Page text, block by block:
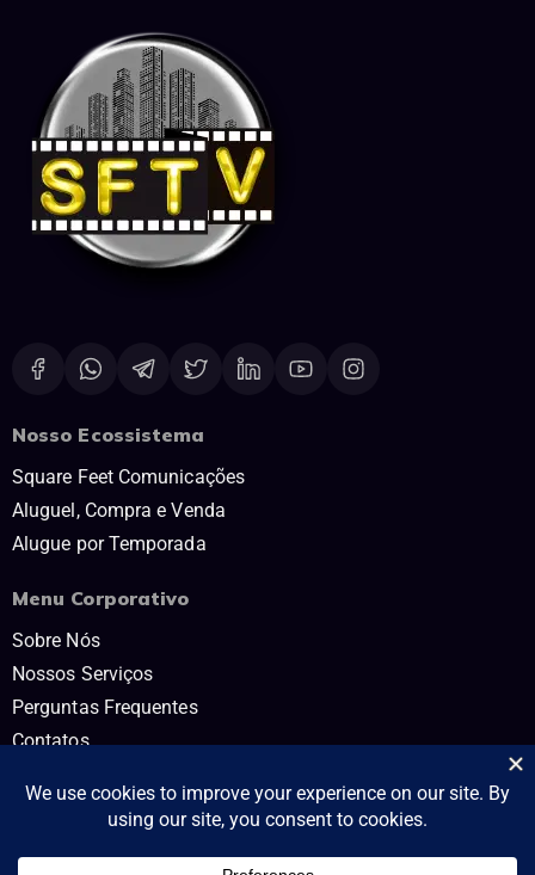
Nosso Ecossistema
Square Feet Comunicações
Aluguel, Compra e Venda
Alugue por Temporada
Menu Corporativo
Sobre Nós
Nossos Serviços
Perguntas Frequentes
Contatos
Políticas e Termos